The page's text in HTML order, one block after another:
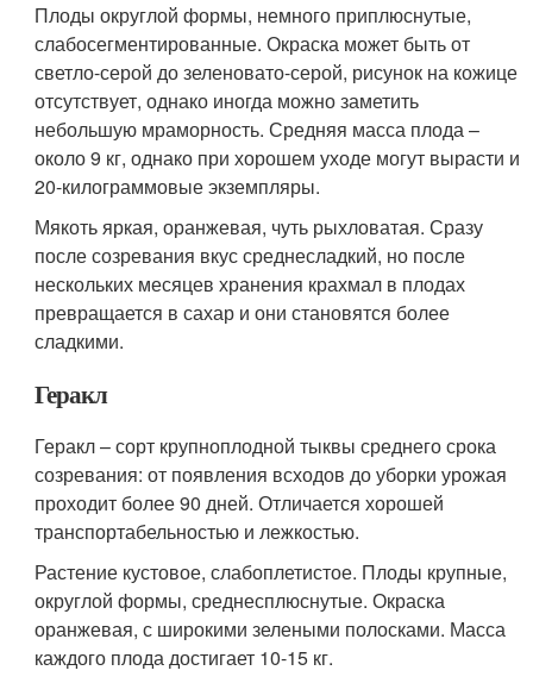
Плоды округлой формы, немного приплюснутые,
слабосегментированные. Окраска может быть от
светло-серой до зеленовато-серой, рисунок на кожице
отсутствует, однако иногда можно заметить
небольшую мраморность. Средняя масса плода –
около 9 кг, однако при хорошем уходе могут вырасти и
20-килограммовые экземпляры.
Мякоть яркая, оранжевая, чуть рыхловатая. Сразу
после созревания вкус среднесладкий, но после
нескольких месяцев хранения крахмал в плодах
превращается в сахар и они становятся более
сладкими.
Геракл
Геракл – сорт крупноплодной тыквы среднего срока
созревания: от появления всходов до уборки урожая
проходит более 90 дней. Отличается хорошей
транспортабельностью и лежкостью.
Растение кустовое, слабоплетистое. Плоды крупные,
округлой формы, среднесплюснутые. Окраска
оранжевая, с широкими зелеными полосками. Масса
каждого плода достигает 10-15 кг.